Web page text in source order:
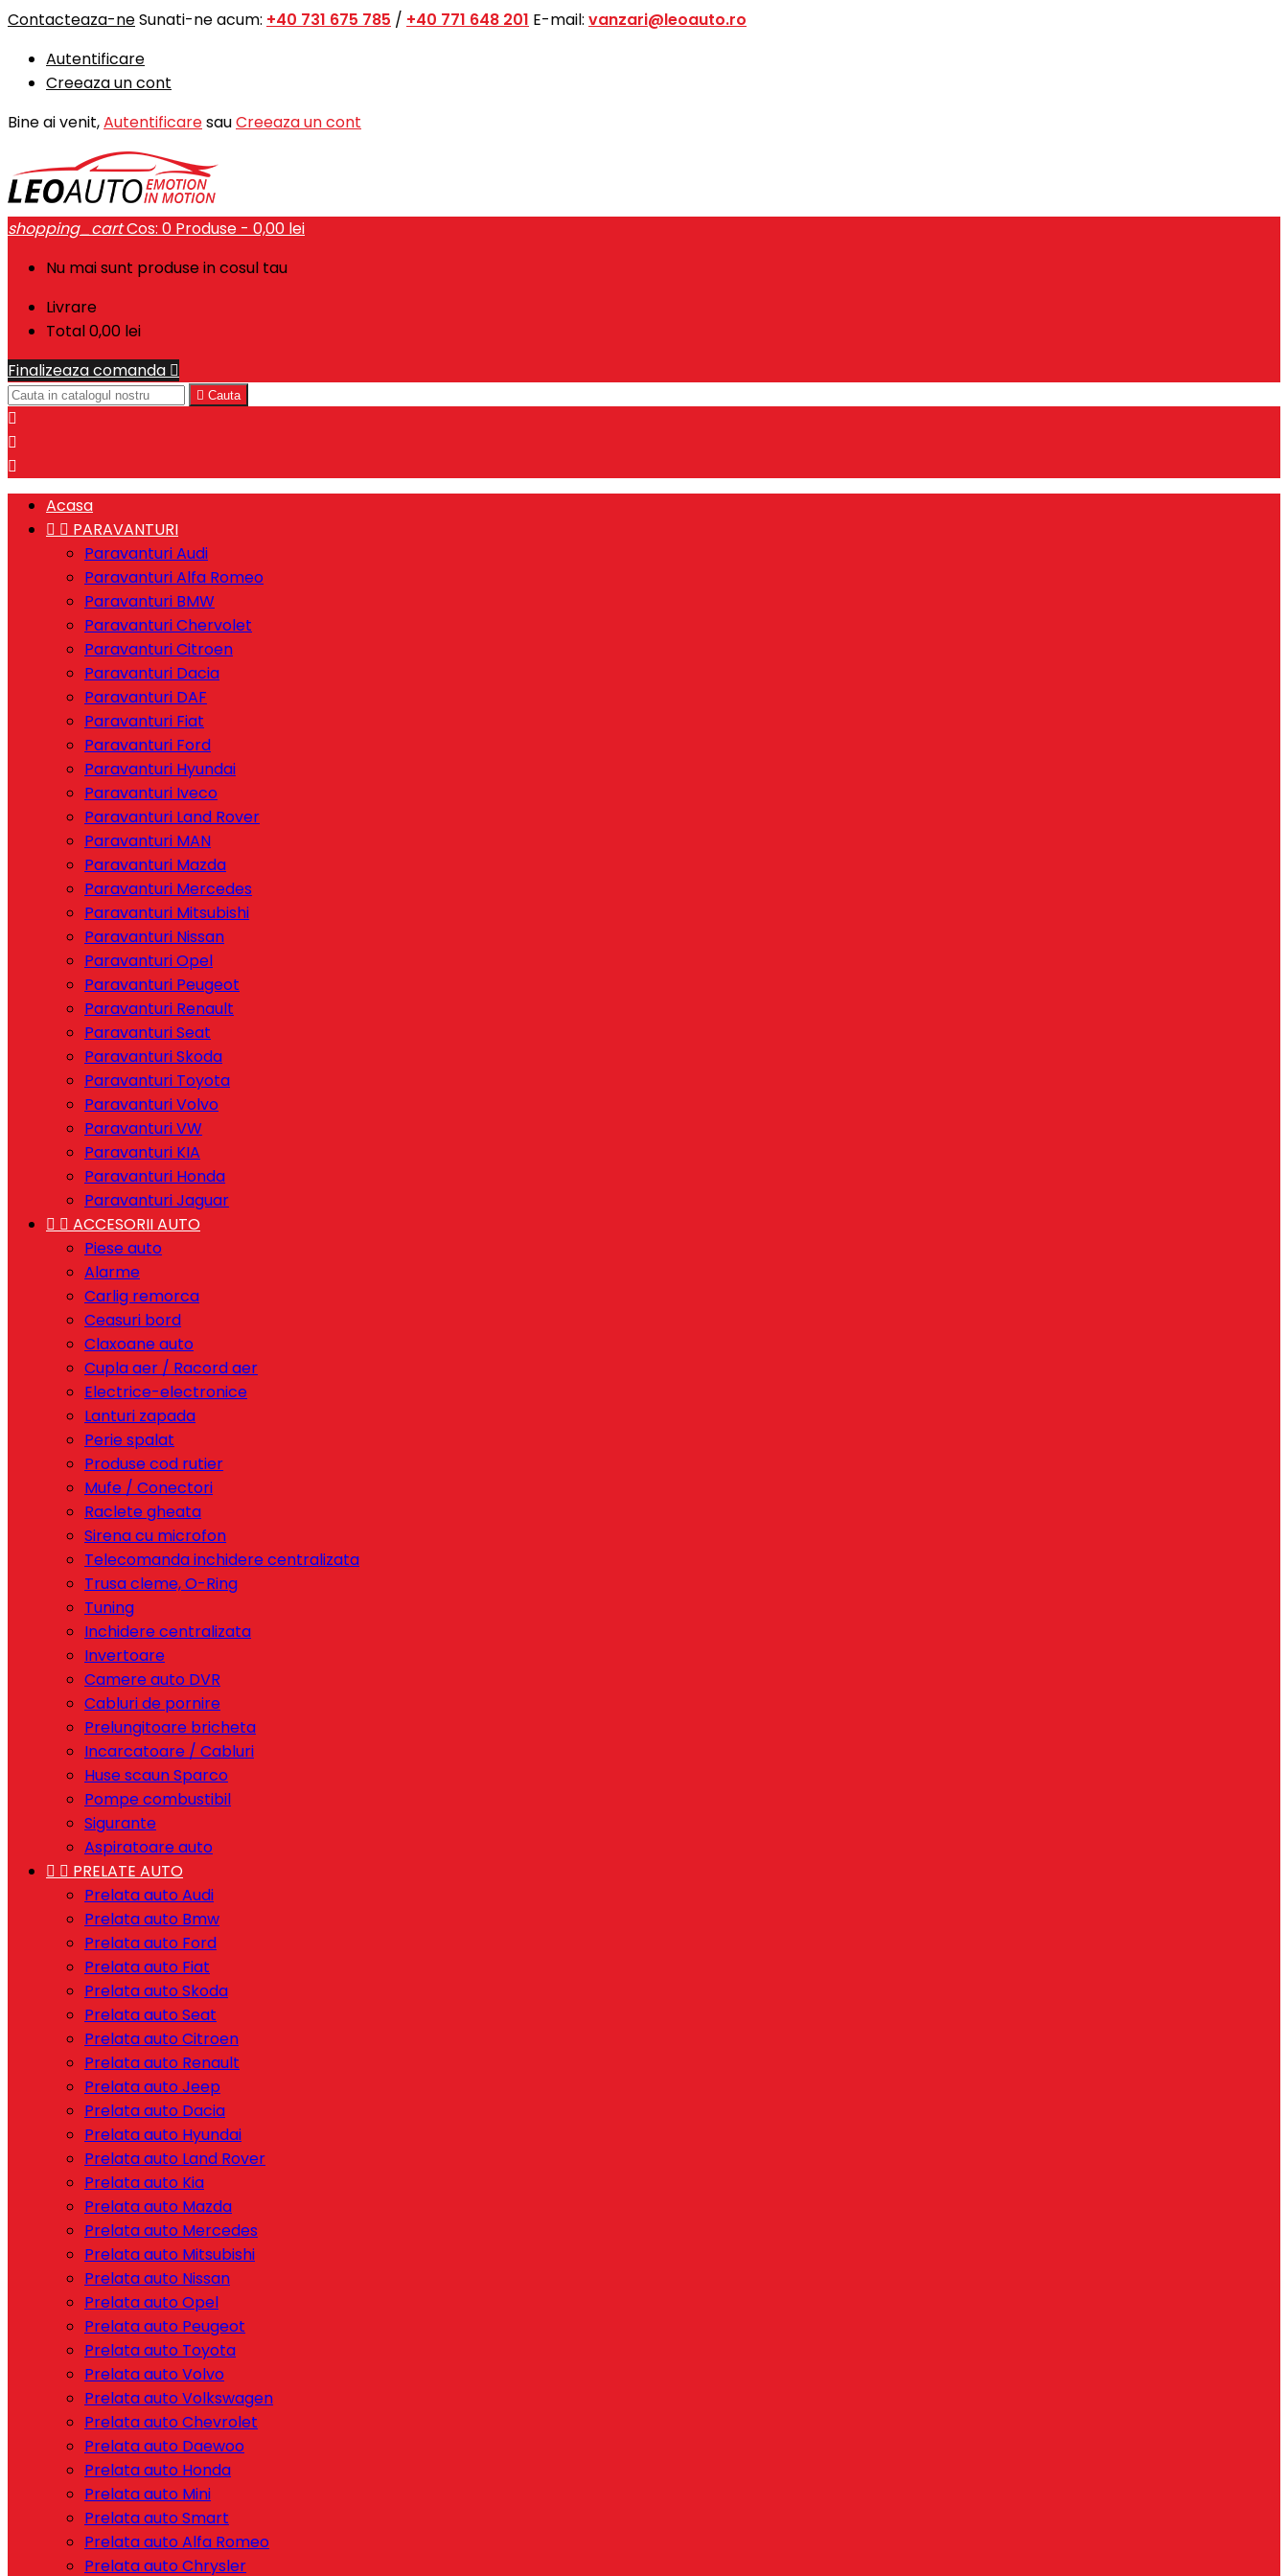
Contacteaza-neSunati-ne acum: +40 731 675 785 / +40 771 648 201 E-mail: vanzari@leoauto.ro
Autentificare
Creeaza un cont
Bine ai venit,AutentificaresauCreeaza un cont
shopping_cartCos: 0 Produse - 0,00 lei
Nu mai sunt produse in cosul tau
Livrare
Total0,00 lei
Finalizeaza comanda 
 Cauta



Acasa
  PARAVANTURI
Paravanturi Audi
Paravanturi Alfa Romeo
Paravanturi BMW
Paravanturi Chervolet
Paravanturi Citroen
Paravanturi Dacia
Paravanturi DAF
Paravanturi Fiat
Paravanturi Ford
Paravanturi Hyundai
Paravanturi Iveco
Paravanturi Land Rover
Paravanturi MAN
Paravanturi Mazda
Paravanturi Mercedes
Paravanturi Mitsubishi
Paravanturi Nissan
Paravanturi Opel
Paravanturi Peugeot
Paravanturi Renault
Paravanturi Seat
Paravanturi Skoda
Paravanturi Toyota
Paravanturi Volvo
Paravanturi VW
Paravanturi KIA
Paravanturi Honda
Paravanturi Jaguar
  ACCESORII AUTO
Piese auto
Alarme
Carlig remorca
Ceasuri bord
Claxoane auto
Cupla aer / Racord aer
Electrice-electronice
Lanturi zapada
Perie spalat
Produse cod rutier
Mufe / Conectori
Raclete gheata
Sirena cu microfon
Telecomanda inchidere centralizata
Trusa cleme, O-Ring
Tuning
Inchidere centralizata
Invertoare
Camere auto DVR
Cabluri de pornire
Prelungitoare bricheta
Incarcatoare / Cabluri
Huse scaun Sparco
Pompe combustibil
Sigurante
Aspiratoare auto
  PRELATE AUTO
Prelata auto Audi
Prelata auto Bmw
Prelata auto Ford
Prelata auto Fiat
Prelata auto Skoda
Prelata auto Seat
Prelata auto Citroen
Prelata auto Renault
Prelata auto Jeep
Prelata auto Dacia
Prelata auto Hyundai
Prelata auto Land Rover
Prelata auto Kia
Prelata auto Mazda
Prelata auto Mercedes
Prelata auto Mitsubishi
Prelata auto Nissan
Prelata auto Opel
Prelata auto Peugeot
Prelata auto Toyota
Prelata auto Volvo
Prelata auto Volkswagen
Prelata auto Chevrolet
Prelata auto Daewoo
Prelata auto Honda
Prelata auto Mini
Prelata auto Smart
Prelata auto Alfa Romeo
Prelata auto Chrysler